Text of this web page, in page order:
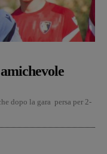
dopo la gara persa per 2-